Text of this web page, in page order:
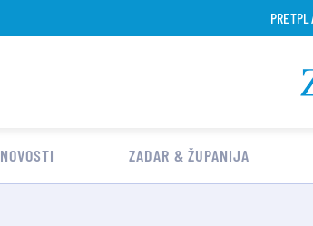
NOVOSTI ZADAR & ŽUPANIJA